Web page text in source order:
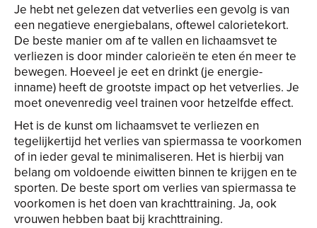
Je hebt net gelezen dat vetverlies een gevolg is van
een negatieve energiebalans, oftewel calorietekort.
De beste manier om af te vallen en lichaamsvet te
verliezen is door minder calorieën te eten én meer te
bewegen. Hoeveel je eet en drinkt (je energie-
inname) heeft de grootste impact op het vetverlies. Je
moet onevenredig veel trainen voor hetzelfde effect.
Het is de kunst om lichaamsvet te verliezen en
tegelijkertijd het verlies van spiermassa te voorkomen
of in ieder geval te minimaliseren. Het is hierbij van
belang om voldoende eiwitten binnen te krijgen en te
sporten. De beste sport om verlies van spiermassa te
voorkomen is het doen van krachttraining. Ja, ook
vrouwen hebben baat bij krachttraining.